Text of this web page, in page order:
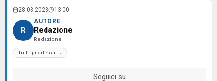
28.03.2023 13:00
R
AUTORE
Redazione
Redazione
Tutti gli articoli →
Seguici su